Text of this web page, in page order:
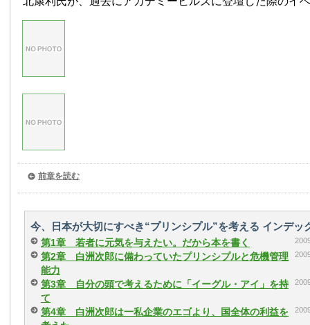
前章を読む
今、日本が大切にすべき“プリンシプル”を考える インデッ
第1章 若者に元気を与えたい。だから本を書く
第2章 白洲次郎に備わっていたプリンシプルと危機管理
能力
第3章 自分の頭で考えるために「イーグル・アイ」を持
て
第4章 白洲次郎は一私企業のエゴより、国全体の利益を